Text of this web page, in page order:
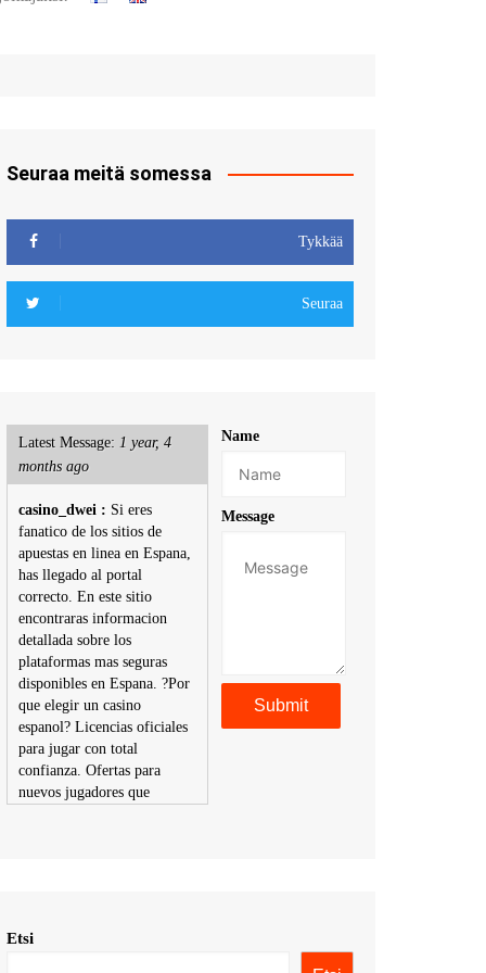
Seuraa meitä somessa
Tykkää
Seuraa
Latest Message: 1 year, 4
months ago
casino_dwei : Si eres
fanatico de los sitios de
apuestas en linea en Espana,
has llegado al portal
correcto. En este sitio
encontraras informacion
detallada sobre los
plataformas mas seguras
disponibles en Espana. ?Por
que elegir un casino
espanol? Licencias oficiales
para jugar con total
confianza. Ofertas para
nuevos jugadores que
metodos de pago,
Name
Message
Etsi